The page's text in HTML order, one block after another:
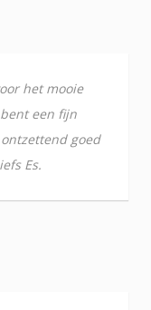
het mooie
een fijn
goed
Es.